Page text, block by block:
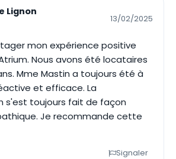
Lignon
13/02/2025
mon expérience positive
Nous avons été locataires
Mme Mastin a toujours été à
et efficace. La
s'est toujours fait de façon
Je recommande cette
Signaler